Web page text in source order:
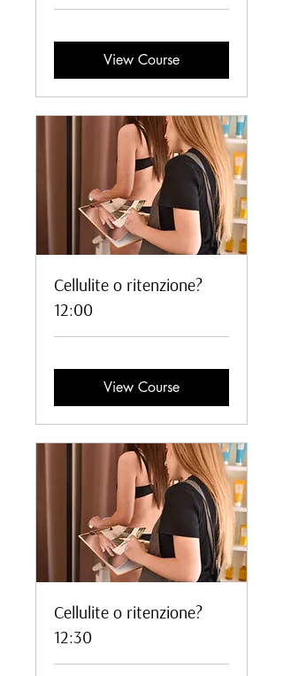
View Course
Cellulite o ritenzione?
12:00
View Course
Cellulite o ritenzione?
12:30